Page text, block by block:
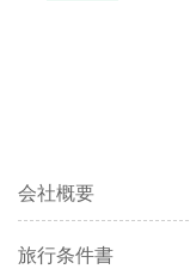
会社概要
旅行条件書